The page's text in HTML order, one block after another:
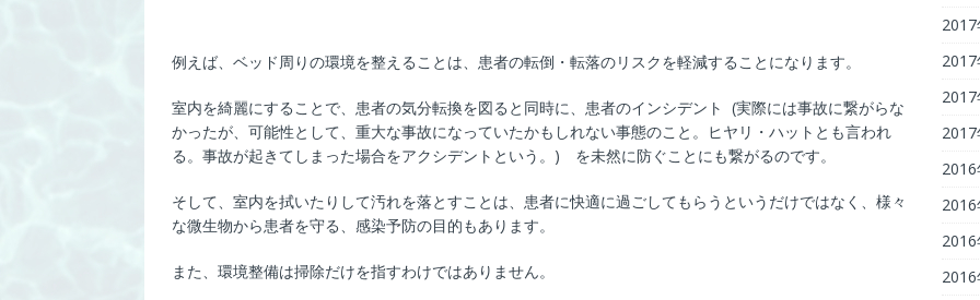
例えば、ベッド周りの環境を整えることは、患者の転倒・転落のリスクを軽減することになります。
室内を綺麗にすることで、患者の気分転換を図ると同時に、患者のインシデント (実際には事故に繋がらな
かったが、可能性として、重大な事故になっていたかもしれない事態のこと。ヒヤリ・ハットとも言われ
る。事故が起きてしまった場合をアクシデントという。) を未然に防ぐことにも繋がるのです。
そして、室内を拭いたりして汚れを落とすことは、患者に快適に過ごしてもらうというだけではなく、様々
な微生物から患者を守る、感染予防の目的もあります。
また、環境整備は掃除だけを指すわけではありません。